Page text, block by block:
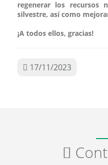
regenerar los recursos
silvestre, así como
¡A todos ellos, gracias!
17/11/2023